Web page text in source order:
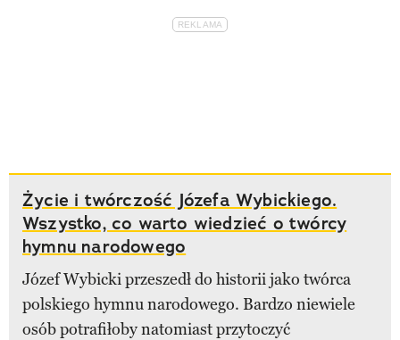
Życie i twórczość Józefa Wybickiego.
Wszystko, co warto wiedzieć o twórcy
hymnu narodowego
Józef Wybicki przeszedł do historii jako twórca
polskiego hymnu narodowego. Bardzo niewiele
osób potrafiłoby natomiast przytoczyć